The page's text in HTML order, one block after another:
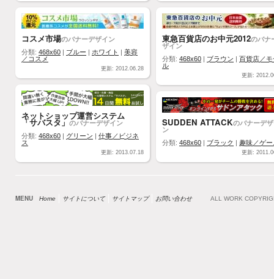
コスメ市場のバナーデザイン
分類: 468x60 ブルー ホワイト
美容
／コスメ
更新: 2012.06.28
東急百貨店のお中元2012のバナ
ザイン
分類: 468x60 ブラウン
百貨店／モ
ル
更新:
ネットショップ運営システム
「サバスタ」 のバナーデザイン
分類: 468x60 グリーン
仕事／ビジネ
ス
更新: 2013.07.18
SUDDEN ATTACKのバナーデ
ン
分類: 468x60 ブラック 趣味／ゲー
更新:
MENU Home サイトについて サイトマップ お問い合わせ ALL WORK